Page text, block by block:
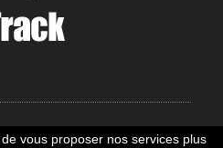
vous proposer nos services plus